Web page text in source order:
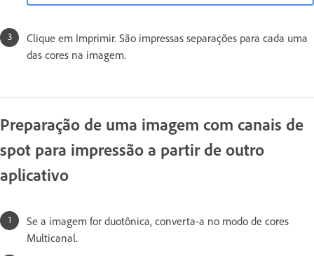
Clique em Imprimir. São impressas separações para cada uma
das cores na imagem.
Preparação de uma imagem com canais de
spot para impressão a partir de outro
aplicativo
Se a imagem for duotônica, converta-a no modo de cores
Multicanal.